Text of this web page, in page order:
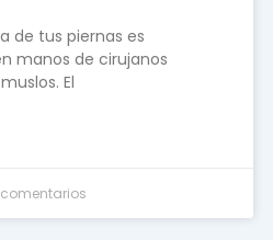
de tus piernas es
manos de cirujanos
El